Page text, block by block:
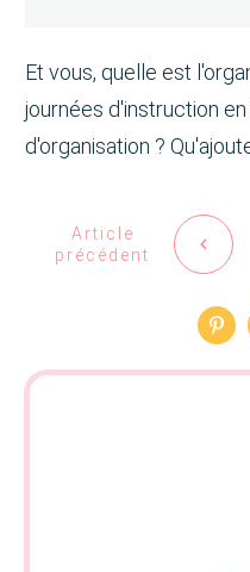
Et vous, quelle est
journées d'instruction
d'organisation ?
Article
précédent